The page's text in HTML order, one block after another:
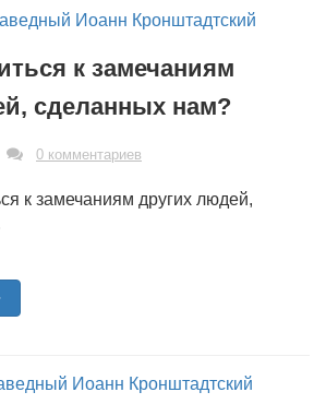
к замечаниям
сделанных нам?
0 комментариев
к замечаниям других людей,